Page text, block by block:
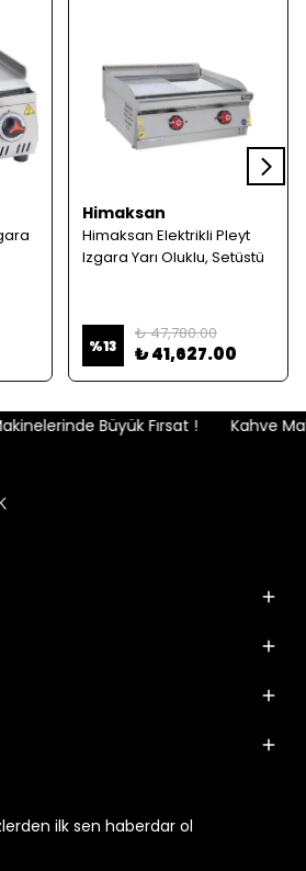
Himaksan
Himaksan Elektrikli Pleyt
Izgara Yarı Oluklu, Setüstü
%13
₺ 47,780.00
₺ 41,627.00
Büyük Fırsat ! Kahve
ilk sen haberdar ol